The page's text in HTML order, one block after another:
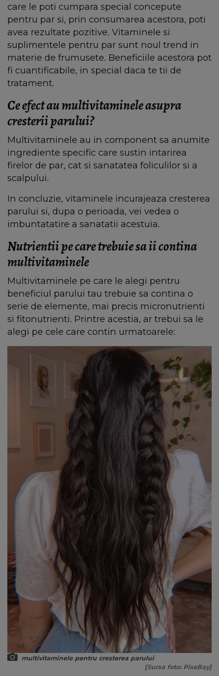
care le poti cumpara special concepute
pentru par si, prin consumarea acestora, poti
avea rezultate pozitive. Vitaminele si
suplimentele pentru par sunt noul trend in
materie de frumusete. Beneficiile acestora pot
fi cuantificabile, in special daca te tii de
tratament.
Ce efect au multivitaminele asupra
cresterii parului?
Multivitaminele au in component sa anumite
ingrediente specific care sustin intarirea
firelor de par, cat si sanatatea foliculilor si a
scalpului.
In concluzie, vitaminele incurajeaza cresterea
parului si, dupa o perioada, vei vedea o
imbuntatatire a sanatatii acestuia.
Nutrientii pe care trebuie sa ii contina
multivitaminele
Multivitaminele pe care le alegi pentru
beneficiul parului tau trebuie sa contina o
serie de elemente, mai precis micronutrienti
si fitonutrienti. Printre acestia, ar trebui sa le
alegi pe cele care contin urmatoarele:
multivitaminele pentru cresterea parului
[Sursa foto: PixaBay]